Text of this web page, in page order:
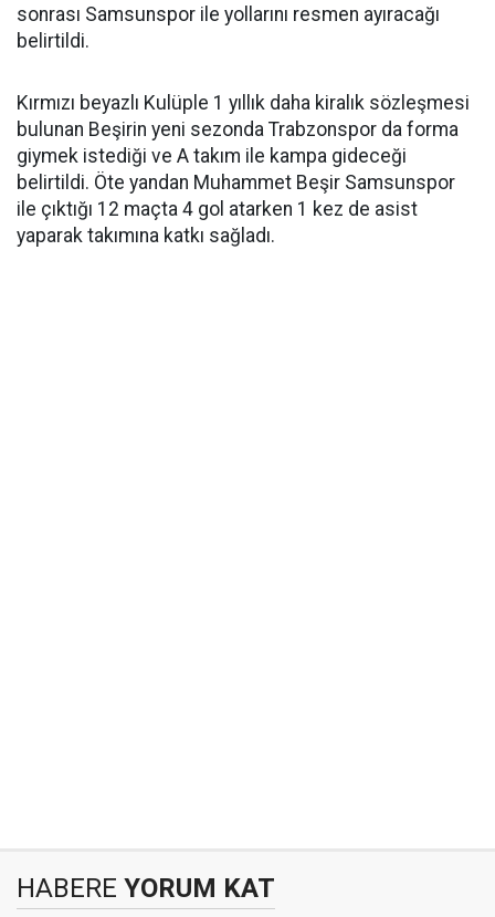
sonrası Samsunspor ile yollarını resmen ayıracağı
belirtildi.
Kırmızı beyazlı Kulüple 1 yıllık daha kiralık sözleşmesi
bulunan Beşirin yeni sezonda Trabzonspor da forma
giymek istediği ve A takım ile kampa gideceği
belirtildi. Öte yandan Muhammet Beşir Samsunspor
ile çıktığı 12 maçta 4 gol atarken 1 kez de asist
yaparak takımına katkı sağladı.
HABERE YORUM KAT